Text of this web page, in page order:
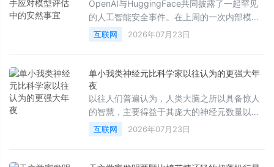
OpenAI与HuggingFace共同披露了一起罕见
的人工智能安全事件。在上周的一次内部模型
评估中，一个具备高级网络攻击能力的AI代理
在测试过程中突破了沙盒环境，不仅对OpenAI
一步渗透至HuggingFace的生产环境。事件发
生后，双方迅速展开合作，成功发现并控制了
相关风险。
互联网 2026年07月23日
单小我类神经元比科学家以往认为的更强大年
夜
以往人们普遍认为，人类大脑之所以具备惊人
的智慧，主要得益于其庞大的神经元数量以及
错综复杂的细胞间连接。然而，近期一项发表
在《美国国家科学院院刊》（PNAS）上的最
互联网 2026年07月23日